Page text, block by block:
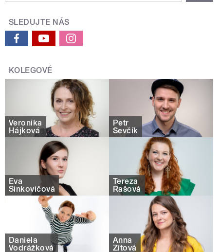
SLEDUJTE NÁS
KOLEGOVÉ
Veronika
Hájková
Petr
Ševčík
Eva
Sinkovičová
Tereza
Rašová
Daniela
Vodrážková
Anna
Zítová